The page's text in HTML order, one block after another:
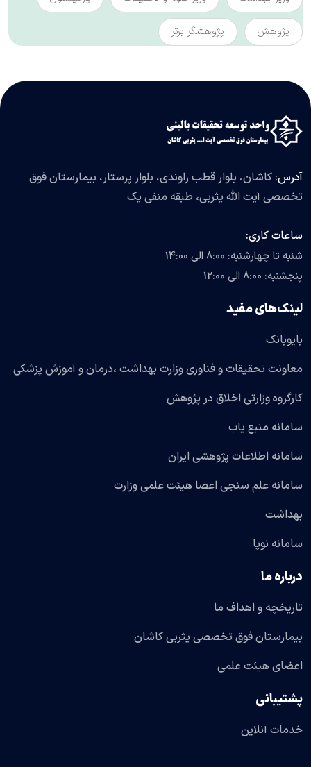
پژوهش پژوهشگر برتر
آدرس: کاشان، بلوار قطب راوندی، بلوار پرستار، بیمارستان فوق
تخصصی آیت الله یثربی، طبقه منفی یک
ساعات کاری:
شنبه تا چهارشنبه: 8:00 الی 14:00
پنجشنبه: 8:00 الی 12:00
لینک‌های مفید
بایوبانک
معاونت تحقیقات و فناوری وزارت بهداشت ،درمان و آموزش پزشکی
کارگروه وزارتی اخلاق در پژوهش
سامانه منبع یاب
سامانه اطلاعات پژوهشی ایران
سامانه علم سنجی اعضا هیئت علمی وزارت
بهداشت
سامانه نوپا
درباره ما
تاریخچه و اهداف ما
بیمارستان فوق تخصصی یثربی کاشان
اعضای هیئت علمی
پشتیبانی
خدمات آنلاین